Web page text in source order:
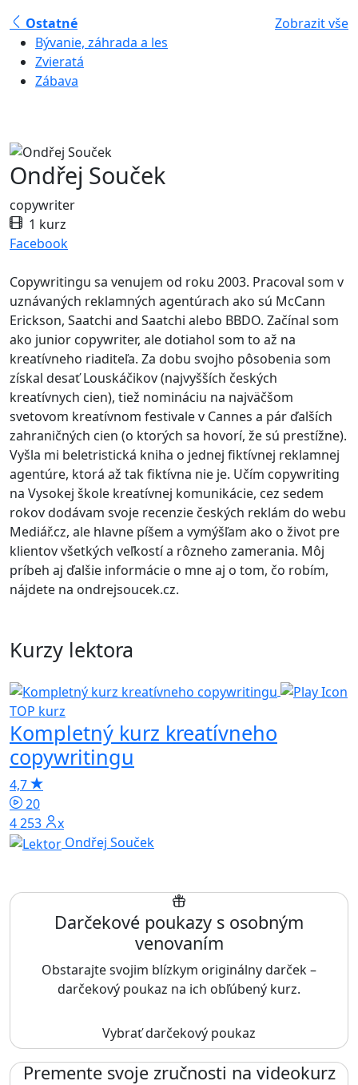
Ostatné
Zobrazit vše
Bývanie, záhrada a les
Zvieratá
Zábava
Ondřej Souček
copywriter
1 kurz
Facebook
Copywritingu sa venujem od roku 2003. Pracoval som v
uznávaných reklamných agentúrach ako sú McCann
Erickson, Saatchi and Saatchi alebo BBDO. Začínal som
ako junior copywriter, ale dotiahol som to až na
kreatívneho riaditeľa. Za dobu svojho pôsobenia som
získal desať Louskáčikov (najvyšších českých
kreatívnych cien), tiež nomináciu na najväčšom
svetovom kreatívnom festivale v Cannes a pár ďalších
zahraničných cien (o ktorých sa hovorí, že sú prestížne).
Vyšla mi beletristická kniha o jednej fiktívnej reklamnej
agentúre, ktorá až tak fiktívna nie je. Učím copywriting
na Vysokej škole kreatívnej komunikácie, cez sedem
rokov dodávam svoje recenzie českých reklám do webu
Mediář.cz, ale hlavne píšem a vymýšľam ako o život pre
klientov všetkých veľkostí a rôzneho zamerania. Môj
príbeh aj ďalšie informácie o mne aj o tom, čo robím,
nájdete na ondrejsoucek.cz.
Kurzy lektora
TOP kurz
Kompletný kurz kreatívneho
copywritingu
4,7
20
4 253x
Ondřej Souček
Darčekové poukazy s osobným
venovaním
Obstarajte svojim blízkym originálny darček –
darčekový poukaz na ich obľúbený kurz.
Vybrať darčekový poukaz
Premente svoje zručnosti na videokurz